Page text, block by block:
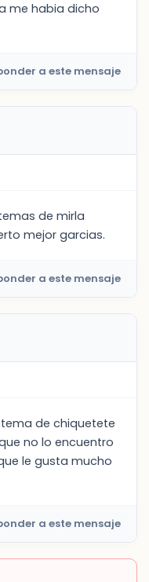
me habia dicho
a este mensaje
de mirla
mejor garcias.
a este mensaje
de chiquetete
no lo encuentro
le gusta mucho
a este mensaje